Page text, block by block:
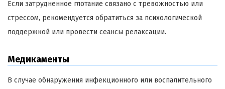
Если затрудненное глотание связано с тревожностью или
стрессом, рекомендуется обратиться за психологической
поддержкой или провести сеансы релаксации.
Медикаменты
В случае обнаружения инфекционного или воспалительного